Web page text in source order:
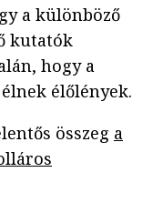
a különböző
kutatók
hogy a
élőlények.
összeg a